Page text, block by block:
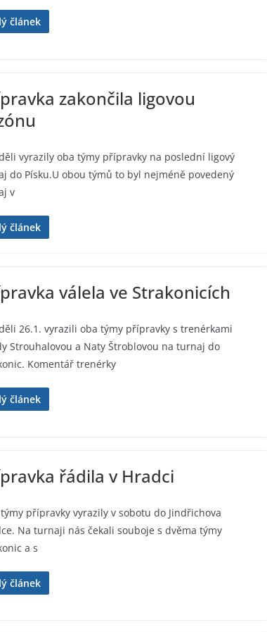
článek
zakončila ligovou
vyrazily oba týmy přípravky na poslední ligový
do Písku.U obou týmů to byl nejméně povedený
v
článek
válela ve Strakonicích
26.1. vyrazili oba týmy přípravky s trenérkami
Strouhalovou a Naty Štroblovou na turnaj do
Komentář trenérky
článek
řádila v Hradci
přípravky vyrazily v sobotu do Jindřichova
Na turnaji nás čekali souboje s dvěma týmy
a s
článek